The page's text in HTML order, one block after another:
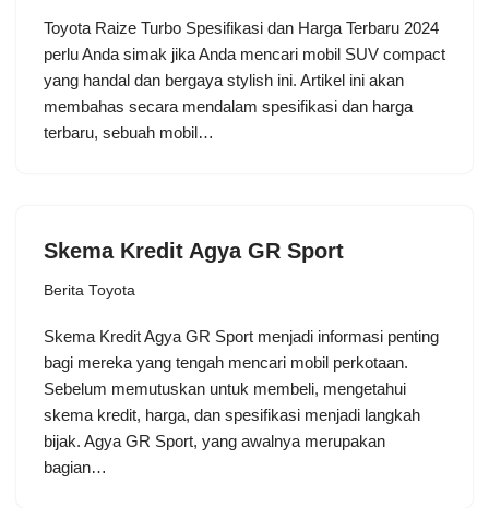
Toyota Raize Turbo Spesifikasi dan Harga Terbaru 2024
perlu Anda simak jika Anda mencari mobil SUV compact
yang handal dan bergaya stylish ini. Artikel ini akan
membahas secara mendalam spesifikasi dan harga
terbaru, sebuah mobil…
Skema Kredit Agya GR Sport
Berita Toyota
Skema Kredit Agya GR Sport menjadi informasi penting
bagi mereka yang tengah mencari mobil perkotaan.
Sebelum memutuskan untuk membeli, mengetahui
skema kredit, harga, dan spesifikasi menjadi langkah
bijak. Agya GR Sport, yang awalnya merupakan
bagian…